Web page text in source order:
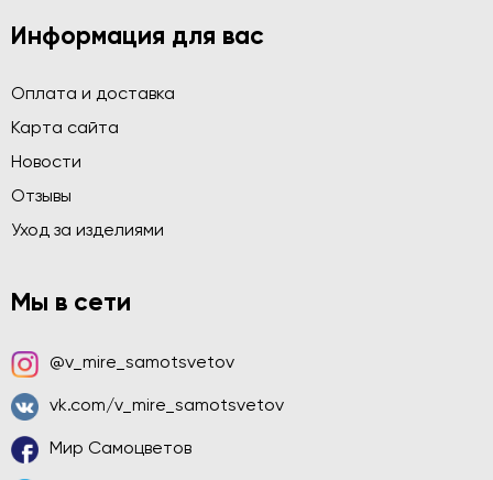
Информация для вас
Оплата и доставка
Карта сайта
Новости
Отзывы
Уход за изделиями
Мы в сети
@v_mire_samotsvetov
vk.com/v_mire_samotsvetov
Мир Самоцветов